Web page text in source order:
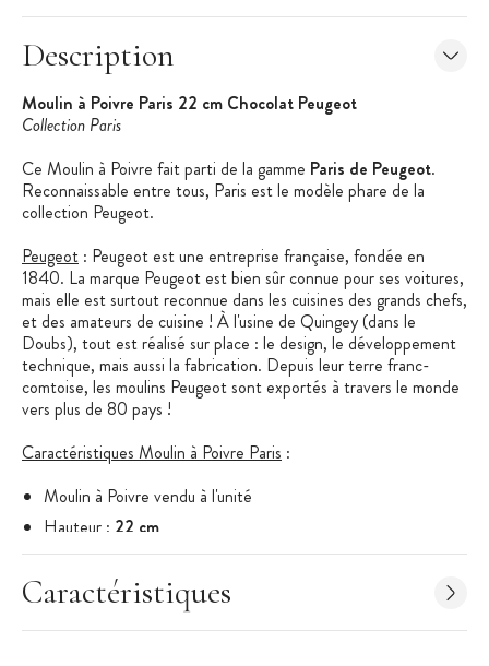
Description
Moulin à Poivre Paris 22 cm Chocolat Peugeot
Collection Paris
Ce Moulin à Poivre fait parti de la gamme Paris de Peugeot.
Reconnaissable entre tous, Paris est le modèle phare de la
collection Peugeot.
Peugeot : Peugeot est une entreprise française, fondée en
1840. La marque Peugeot est bien sûr connue pour ses voitures,
mais elle est surtout reconnue dans les cuisines des grands chefs,
et des amateurs de cuisine ! À l'usine de Quingey (dans le
Doubs), tout est réalisé sur place : le design, le développement
technique, mais aussi la fabrication. Depuis leur terre franc-
comtoise, les moulins Peugeot sont exportés à travers le monde
vers plus de 80 pays !
Caractéristiques Moulin à Poivre Paris :
Moulin à Poivre vendu à l'unité
Hauteur : 22 cm
Gamme : Paris
Fonctionnement : Manuel
Matériel : Bois de Hêtre
Caractéristiques